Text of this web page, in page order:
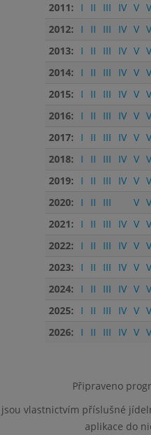
2011:
I II III IV V
2012:
I II III IV V
2013:
I II III IV V
2014:
I II III IV V
2015:
I II III IV V
2016:
I II III IV V
2017:
I II III IV V
2018:
I II III IV V
2019:
I II III IV V
2020:
I II III V
2021:
I II III IV V
2022:
I II III IV V
2023:
I II III IV V
2024:
I II III IV V
2025:
I II III IV V
2026:
I II III IV V
Připraveno
vlastnictvím příslušné
aplikace do